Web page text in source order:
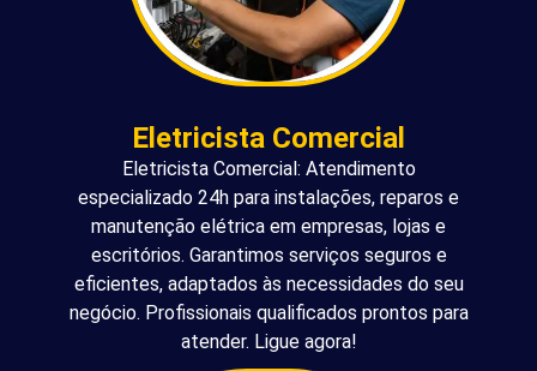
Eletricista Comercial
Eletricista Comercial: Atendimento
especializado 24h para instalações, reparos e
manutenção elétrica em empresas, lojas e
escritórios. Garantimos serviços seguros e
eficientes, adaptados às necessidades do seu
negócio. Profissionais qualificados prontos para
atender. Ligue agora!